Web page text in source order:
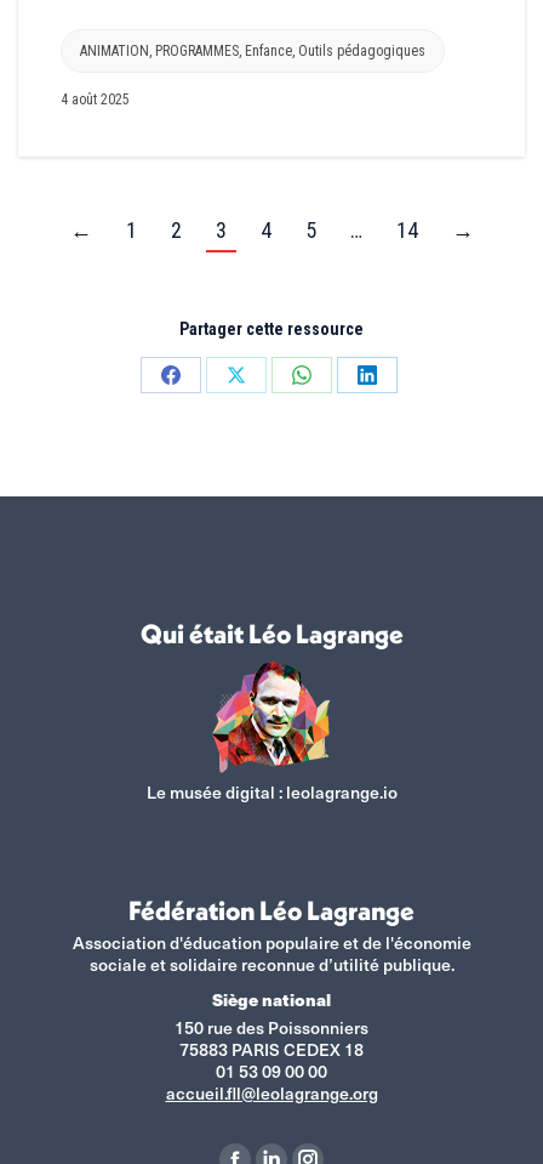
ANIMATION PROGRAMMES Enfance Outils pédagogiques
4 août 2025
← 1 2 3 4 5 … 14 →
Partager cette ressource
PartagerPartagerPartagerPartager
Qui était Léo Lagrange
Le musée digital :leolagrange.io
Fédération Léo Lagrange
Association d'éducation populaire et de l'économie
sociale et solidaire reconnue d’utilité publique.
Siège national
150 rue des Poissonniers
75883 PARIS CEDEX 18
01 53 09 00 00
accueil.fll@leolagrange.org